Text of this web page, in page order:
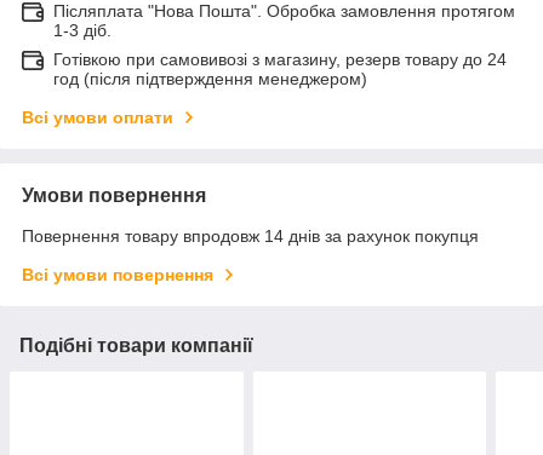
Післяплата "Нова Пошта". Обробка замовлення протягом
1-3 діб.
Готівкою при самовивозі з магазину, резерв товару до 24
год (після підтверждення менеджером)
Всі умови оплати
Умови повернення
Повернення товару впродовж 14 днів за рахунок покупця
Всі умови повернення
Подібні товари компанії